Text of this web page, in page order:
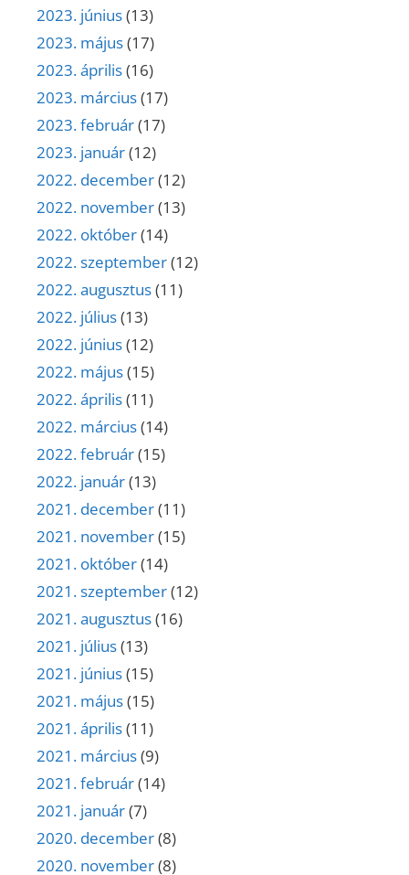
2023. június(13)
2023. május(17)
2023. április(16)
2023. március(17)
2023. február(17)
2023. január(12)
2022. december(12)
2022. november(13)
2022. október(14)
2022. szeptember(12)
2022. augusztus(11)
2022. július(13)
2022. június(12)
2022. május(15)
2022. április(11)
2022. március(14)
2022. február(15)
2022. január(13)
2021. december(11)
2021. november(15)
2021. október(14)
2021. szeptember(12)
2021. augusztus(16)
2021. július(13)
2021. június(15)
2021. május(15)
2021. április(11)
2021. március(9)
2021. február(14)
2021. január(7)
2020. december(8)
2020. november(8)